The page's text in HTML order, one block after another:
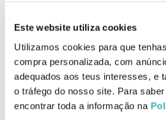
Este website utiliza cookies
Utilizamos cookies para que
compra personalizada, com
adequados aos teus interesses, e
o tráfego do nosso site. Para
encontrar toda a informação na
Como aplicar Clinique Clarifying Lotion
Aplique duas vezes ao dia, de
uma bola de algodão no rosto e
pelo processo de limpeza habitual.
Ingredientes
Hamamelis Virginiana com múltiplas
Ácido salicílico, especialista em eliminar